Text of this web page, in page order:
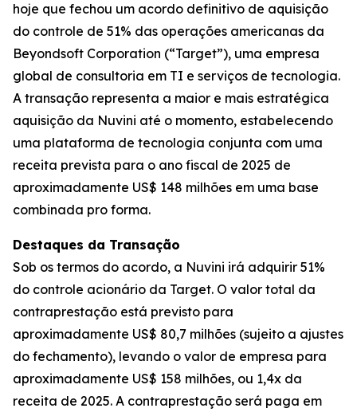
hoje que fechou um acordo definitivo de aquisição
do controle de 51% das operações americanas da
Beyondsoft Corporation (“Target”), uma empresa
global de consultoria em TI e serviços de tecnologia.
A transação representa a maior e mais estratégica
aquisição da Nuvini até o momento, estabelecendo
uma plataforma de tecnologia conjunta com uma
receita prevista para o ano fiscal de 2025 de
aproximadamente US$ 148 milhões em uma base
combinada pro forma.
Destaques da Transação
Sob os termos do acordo, a Nuvini irá adquirir 51%
do controle acionário da Target. O valor total da
contraprestação está previsto para
aproximadamente US$ 80,7 milhões (sujeito a ajustes
do fechamento), levando o valor de empresa para
aproximadamente US$ 158 milhões, ou 1,4x da
receita de 2025. A contraprestação será paga em